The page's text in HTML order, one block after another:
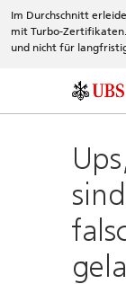
Im Durchschnitt
mit Turbo-
und nicht für